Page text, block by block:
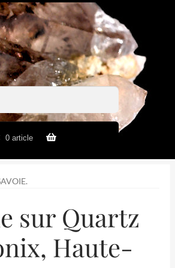
0 article
sur Quartz
Haute-